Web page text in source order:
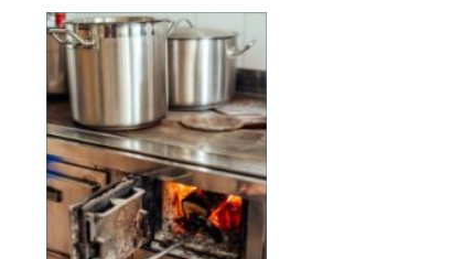
signalerar kvalitet innan
någon ens har klivit
innanför dörren. F&o...